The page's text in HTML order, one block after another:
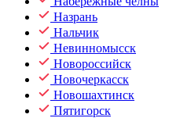
Назрань
Нальчик
Невинномысск
Новороссийск
Новочеркасск
Новошахтинск
Пятигорск